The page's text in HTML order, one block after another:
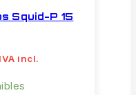
Squid-P 15
IVA incl.